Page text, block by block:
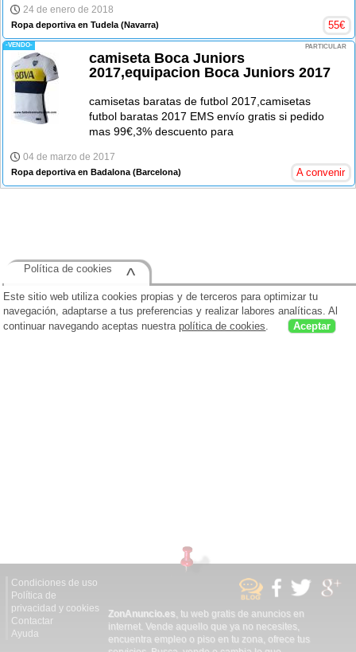
24 de enero de 2018
Ropa deportiva en Tudela (Navarra) 55€
-VENDO- PARTICULAR
camiseta Boca Juniors
2017,equipacion Boca Juniors 2017
camisetas baratas de futbol 2017,camisetas
futbol baratas 2017 EMS envío gratis si pedido
mas 99€,3% descuento para
04 de marzo de 2017
Ropa deportiva en Badalona (Barcelona) A convenir
Condiciones de uso
Política de
privacidad y cookies
Contactar
Ayuda
ZonAnuncio.es , tu web gratis de anuncios en
internet. Vende aquello que ya no necesites,
encuentra empleo o piso en tu zona, ofrece tus
Este sitio web utiliza cookies propias y de terceros para optimizar tu
navegación, adaptarse a tus preferencias y realizar labores analíticas. Al
continuar navegando aceptas nuestrapolítica de cookies Aceptar
Política de cookies ^